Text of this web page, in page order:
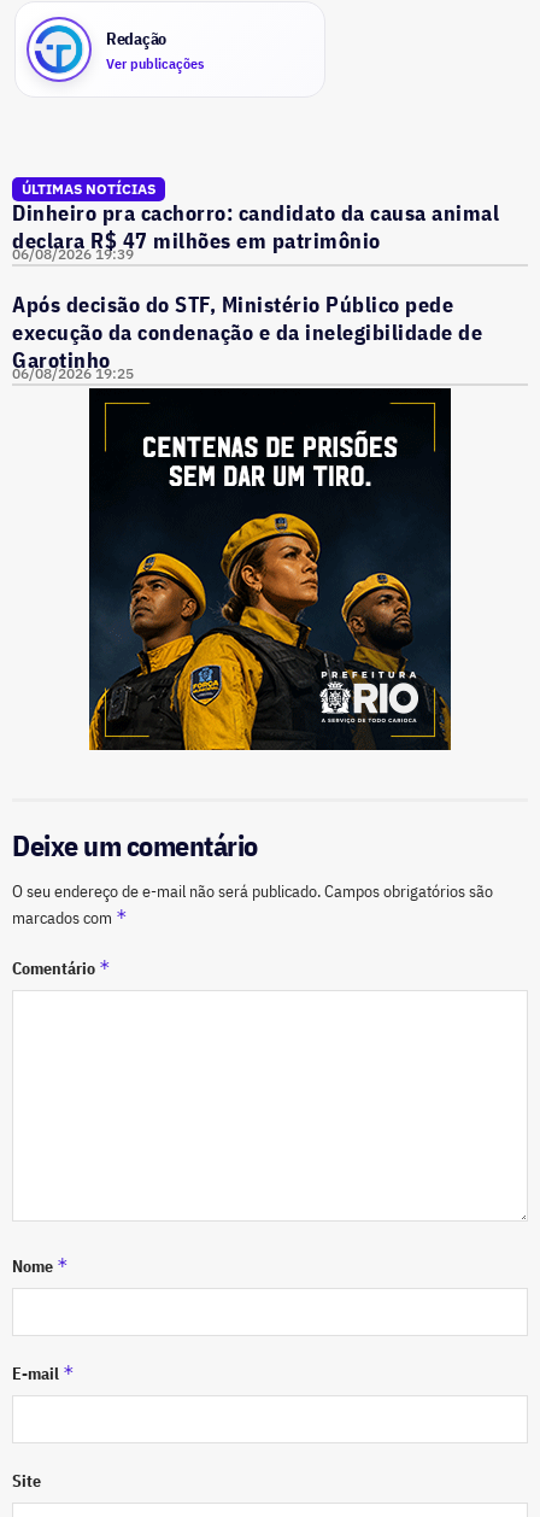
Redação
Ver publicações
ÚLTIMAS NOTÍCIAS
Dinheiro pra cachorro: candidato da causa animal
declara R$ 47 milhões em patrimônio
06/08/2026 19:39
Após decisão do STF, Ministério Público pede
execução da condenação e da inelegibilidade de
Garotinho
06/08/2026 19:25
Deixe um comentário
O seu endereço de e-mail não será publicado.Campos obrigatórios são
marcados com *
Comentário *
Nome *
E-mail *
Site